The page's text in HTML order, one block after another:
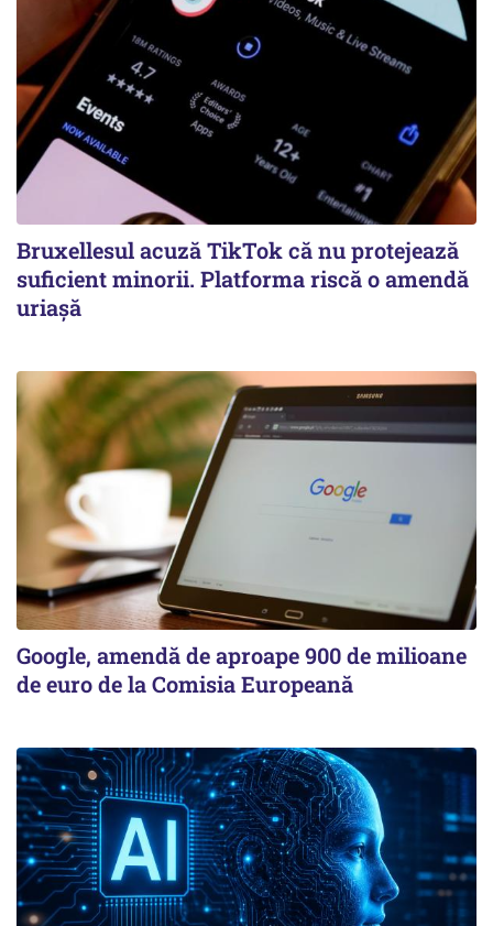
Bruxellesul acuză TikTok că nu protejează
suficient minorii. Platforma riscă o amendă
uriașă
Google, amendă de aproape 900 de milioane
de euro de la Comisia Europeană